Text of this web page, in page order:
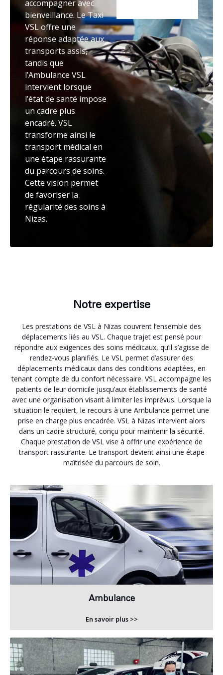
accompagner avec
bienveillance. Le Taxi
VSL offre une
réponse adaptée aux
transports assis,
tandis que
l’Ambulance VSL
intervient lorsque
l’état de santé impose
un cadre plus
encadré. VSL
transforme ainsi le
transport médical en
une étape rassurante
du parcours de soins.
Cette vision permet
de favoriser la
régularité des soins à
Nizas.
Notre expertise
Les prestations de VSL à Nizas couvrent l’ensemble des
déplacements liés au VSL. Chaque trajet est pensé pour
répondre aux exigences des soins médicaux, qu’il s’agisse de
rendez-vous planifiés. Le VSL permet d’assurer des
déplacements médicaux dans des conditions adaptées, en
tenant compte de du confort nécessaire. VSL accompagne les
patients de leur domicile jusqu’aux établissements de santé
avec une organisation visant à limiter les imprévus. Lorsque la
situation le requiert, le recours à une Ambulance permet une
prise en charge plus encadrée. VSL à Nizas intervient alors
dans un cadre structuré, conçu pour maintenir la sécurité.
Chaque prestation de VSL vise à offrir une expérience de
transport rassurante. Le transport devient ainsi une étape
maîtrisée du parcours de soin.
Ambulance
En savoir plus >>